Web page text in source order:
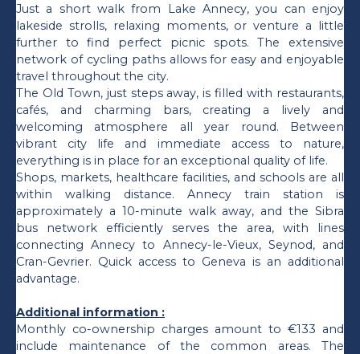
Just a short walk from Lake Annecy, you can enjoy
lakeside strolls, relaxing moments, or venture a little
further to find perfect picnic spots. The extensive
network of cycling paths allows for easy and enjoyable
travel throughout the city.
The Old Town, just steps away, is filled with restaurants,
cafés, and charming bars, creating a lively and
welcoming atmosphere all year round. Between
vibrant city life and immediate access to nature,
everything is in place for an exceptional quality of life.
Shops, markets, healthcare facilities, and schools are all
within walking distance. Annecy train station is
approximately a 10-minute walk away, and the Sibra
bus network efficiently serves the area, with lines
connecting Annecy to Annecy-le-Vieux, Seynod, and
Cran-Gevrier. Quick access to Geneva is an additional
advantage.
Additional information :
Monthly co-ownership charges amount to €133 and
include maintenance of the common areas. The